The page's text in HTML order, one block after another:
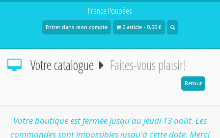
France Poupées
Entrer dans mon compte 0 article - 0,00 €
Votre catalogue Faites-vous plaisir!
Retour
Votre boutique est fermée jusqu'au jeudi 13 août. Les
commandes sont impossibles jusqu'à cette date. Merci